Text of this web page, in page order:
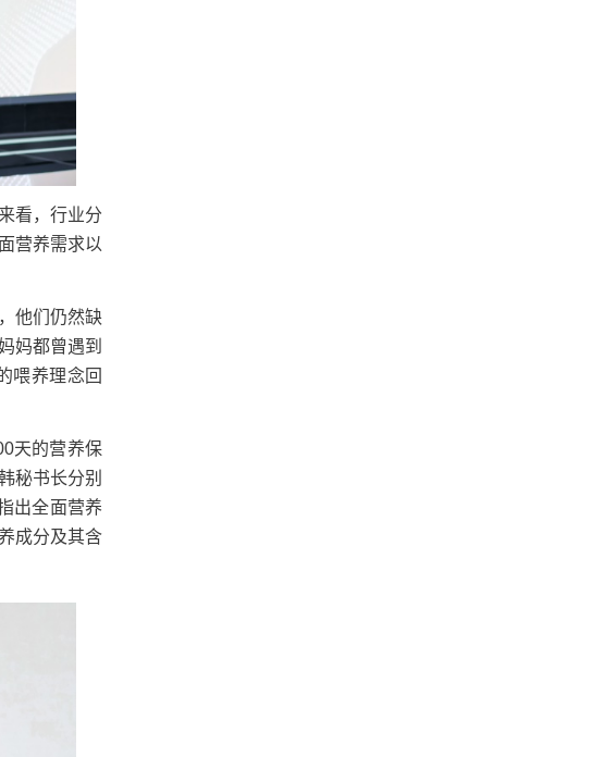
看，行业分
营养需求以
他们仍然缺
妈都曾遇到
喂养理念回
天的营养保
秘书长分别
出全面营养
成分及其含